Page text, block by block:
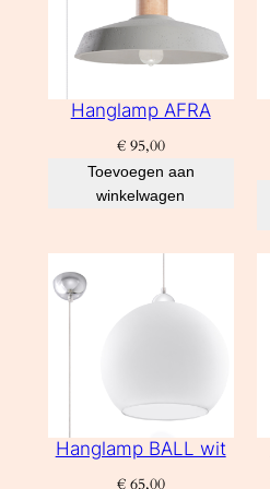
Hanglamp AFRA
€95,00
Toevoegen aan
winkelwagen
Hanglamp BALL wit
€65,00